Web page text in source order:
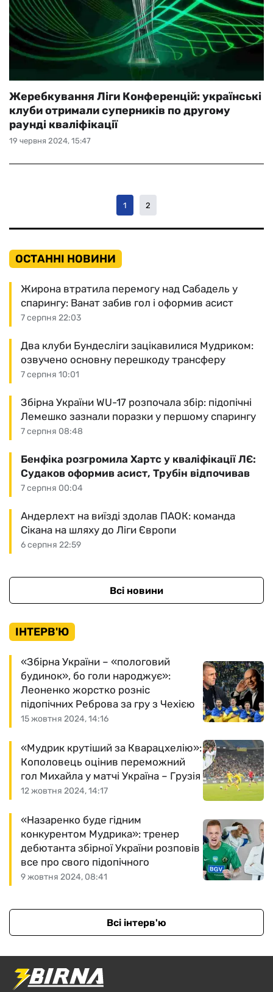
19 червня 2024, 15:47
Жеребкування Ліги Конференцій: українські
клуби отримали суперників по другому
раунді кваліфікації
1 2
ОСТАННІ НОВИНИ
7 серпня 22:03
Жирона втратила перемогу над Сабадель у
спарингу: Ванат забив гол і оформив асист
7 серпня 10:01
Два клуби Бундесліги зацікавилися Мудриком:
озвучено основну перешкоду трансферу
7 серпня 08:48
Збірна України WU-17 розпочала збір: підопічні
Лемешко зазнали поразки у першому спарингу
7 серпня 00:04
Бенфіка розгромила Хартс у кваліфікації ЛЄ:
Судаков оформив асист, Трубін відпочивав
6 серпня 22:59
Андерлехт на виїзді здолав ПАОК: команда
Сікана на шляху до Ліги Європи
Всі новини
ІНТЕРВ'Ю
15 жовтня 2024, 14:16
«Збірна України – «пологовий
будинок», бо голи народжує»:
Леоненко жорстко розніс
підопічних Реброва за гру з Чехією
12 жовтня 2024, 14:17
«Мудрик крутіший за Кварацхелію»:
Кополовець оцінив переможний
гол Михайла у матчі Україна – Грузія
9 жовтня 2024, 08:41
«Назаренко буде гідним
конкурентом Мудрика»: тренер
дебютанта збірної України розповів
все про свого підопічного
Всі інтерв'ю